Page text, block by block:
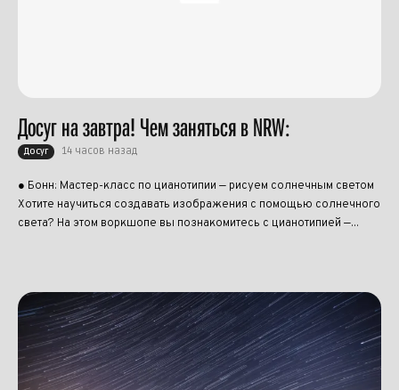
Досуг на завтра! Чем заняться в NRW:
Досуг 14 часов назад
● Бонн: Мастер-класс по цианотипии — рисуем солнечным светом
Хотите научиться создавать изображения с помощью солнечного
света? На этом воркшопе вы познакомитесь с цианотипией —...